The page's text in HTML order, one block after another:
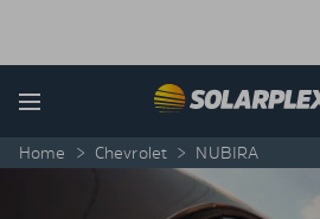
Menu
Home > Chevrolet > NUBIRA